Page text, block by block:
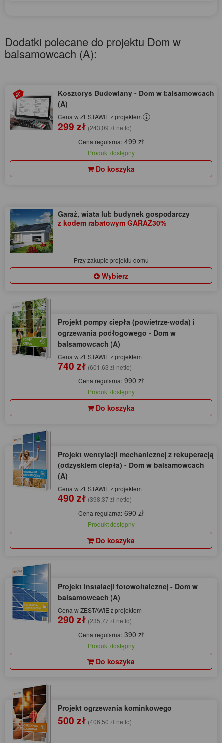
Dodatki polecane do projektu Dom w
balsamowcach (A):
Kosztorys Budowlany - Dom w balsamowcach
(A)
Cena w ZESTAWIE z projektem
299 zł (243,09 zł netto)
Cena regularna: 499 zł
Produkt dostępny
Do koszyka
Garaż, wiata lub budynek gospodarczy
z kodem rabatowym GARAZ30%
Przy zakupie projektu domu
Wybierz
Projekt pompy ciepła (powietrze-woda) i
ogrzewania podłogowego - Dom w
balsamowcach (A)
Cena w ZESTAWIE z projektem
740 zł (601,63 zł netto)
Cena regularna: 990 zł
Produkt dostępny
Do koszyka
Projekt wentylacji mechanicznej z rekuperacją
(odzyskiem ciepła) - Dom w balsamowcach
(A)
Cena w ZESTAWIE z projektem
490 zł (398,37 zł netto)
Cena regularna: 690 zł
Produkt dostępny
Do koszyka
Projekt instalacji fotowoltaicznej - Dom w
balsamowcach (A)
Cena w ZESTAWIE z projektem
290 zł (235,77 zł netto)
Cena regularna: 390 zł
Produkt dostępny
Do koszyka
Projekt ogrzewania kominkowego
500 zł (406,50 zł netto)